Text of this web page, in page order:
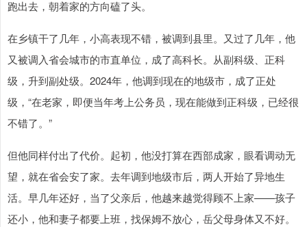
跑出去，朝着家的方向磕了头。
在乡镇干了几年，小高表现不错，被调到县里。又过了几年，他
又被调入省会城市的市直单位，成了高科长。从副科级、正科
级，升到副处级。2024年，他调到现在的地级市，成了正处
级，“在老家，即便当年考上公务员，现在能做到正科级，已经很
不错了。”
但他同样付出了代价。起初，他没打算在西部成家，眼看调动无
望，就在省会安了家。去年调到地级市后，两人开始了异地生
活。早几年还好，当了父亲后，他越来越觉得顾不上家——孩子
还小，他和妻子都要上班，找保姆不放心，岳父母身体又不好。